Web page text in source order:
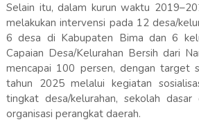
Selain itu, dalam kurun waktu
melakukan intervensi pada 12 desa/
6 desa di Kabupaten Bima dan 6
Capaian Desa/Kelurahan Bersih dari
mencapai 100 persen, dengan target
tahun 2025 melalui kegiatan
tingkat desa/kelurahan, sekolah
organisasi perangkat daerah.